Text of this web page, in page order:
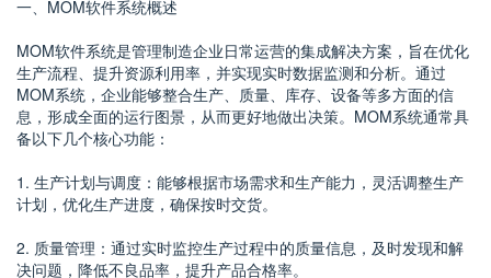
一、MOM软件系统概述
MOM软件系统是管理制造企业日常运营的集成解决方案，旨在优化
生产流程、提升资源利用率，并实现实时数据监测和分析。通过
MOM系统，企业能够整合生产、质量、库存、设备等多方面的信
息，形成全面的运行图景，从而更好地做出决策。MOM系统通常具
备以下几个核心功能：
1. 生产计划与调度：能够根据市场需求和生产能力，灵活调整生产
计划，优化生产进度，确保按时交货。
2. 质量管理：通过实时监控生产过程中的质量信息，及时发现和解
决问题，降低不良品率，提升产品合格率。